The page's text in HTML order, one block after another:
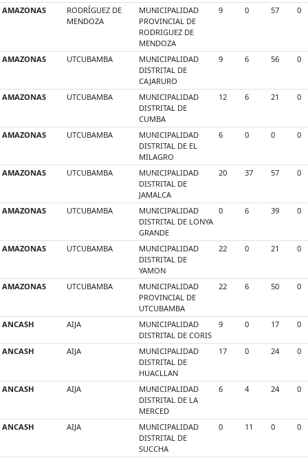
AMAZONAS
RODRÍGUEZ DE
MENDOZA
MUNICIPALIDAD
PROVINCIAL DE
RODRIGUEZ DE
MENDOZA
9 0 57 0
AMAZONAS UTCUBAMBA
MUNICIPALIDAD
DISTRITAL DE
CAJARURO
9 6 56 0
AMAZONAS UTCUBAMBA
MUNICIPALIDAD
DISTRITAL DE
CUMBA
12 6 21 0
AMAZONAS UTCUBAMBA
MUNICIPALIDAD
DISTRITAL DE EL
MILAGRO
6 0 0 0
AMAZONAS UTCUBAMBA
MUNICIPALIDAD
DISTRITAL DE
JAMALCA
20 37 57 0
AMAZONAS UTCUBAMBA
MUNICIPALIDAD
DISTRITAL DE LONYA
GRANDE
0 6 39 0
AMAZONAS UTCUBAMBA
MUNICIPALIDAD
DISTRITAL DE
YAMON
22 0 21 0
AMAZONAS UTCUBAMBA
MUNICIPALIDAD
PROVINCIAL DE
UTCUBAMBA
22 6 50 0
ANCASH AIJA
MUNICIPALIDAD
DISTRITAL DE CORIS
9 0 17 0
ANCASH AIJA
MUNICIPALIDAD
DISTRITAL DE
HUACLLAN
17 0 24 0
ANCASH AIJA
MUNICIPALIDAD
DISTRITAL DE LA
MERCED
6 4 24 0
ANCASH AIJA
MUNICIPALIDAD
DISTRITAL DE
SUCCHA
0 11 0 0